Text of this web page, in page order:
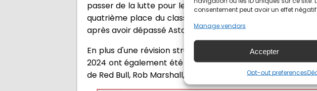
consentement peut avoir un effet
Manage vendors
Accepter
Opt-out preferences
passer de la lutte pour les points à la lutte pour les
quatrième place du classement des constructeurs à la
après avoir dépassé Aston Martin en fin de saison.
En plus d'une révision structurelle avant que ces mises
2024 ont également été stimulés par une série d'arrivées
de Red Bull, Rob Marshall, et l'ancien spécialiste de